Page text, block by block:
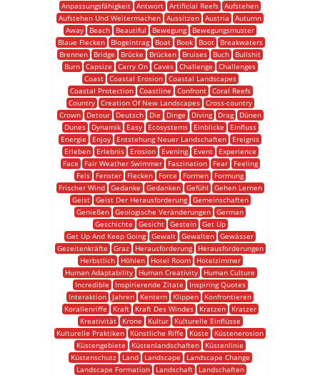
Anpassungsfähigkeit Antwort Artificial Reefs Aufstehen
Aufstehen Und Weitermachen Aussitzen Austria
Autumn
Away
Beach Beautiful Bewegung
Bewegungsmuster
Blaue Flecken
Blogeintrag Boat Book Boot
Breakwaters
Brennen
Bridge Brücke Brücken Bruises Buch
Bullshit
Burn Capsize Carry On Caves Challenge
Challenges
Coast
Coastal Erosion
Coastal Landscapes
Coastal Protection
Coastline Confront
Coral Reefs
Country
Creation Of New Landscapes
Cross-country
Crown
Detour Deutsch Die Dinge Diving Drag
Dünen
Dunes
Dynamik Easy Ecosystems Einblicke
Einfluss
Energie
Enjoy Entstehung Neuer Landschaften
Ereignis
Erleben
Erlebnis Erosion Evening Event
Experience
Face
Fair Weather Swimmer Faszination Fear
Feeling
Fels
Fenster Flecken Force Formen
Formung
Frischer Wind
Gedanke Gedanken Gefühl
Gehen Lernen
Geist
Geist Der Herausforderung
Gemeinschaften
Genießen Geologische Veränderungen German
Geschichte
Gesicht Gestein
Get Up
Get Up And Keep Going Gewalt Gewalten Gewässer
Gezeitenkräfte
Graz Herausforderung
Herausforderungen
Herbstlich
Höhlen Hotel Room
Hotelzimmer
Human Adaptability
Human Creativity
Human Culture
Incredible
Inspirierende Zitate
Inspiring Quotes
Interaktion
Jahren Kentern Klippen
Konfrontieren
Korallenriffe
Kraft Kraft Des Windes Kratzen
Kratzer
Kreativität
Krone Kultur
Kulturelle Einflüsse
Kulturelle Praktiken
Künstliche Riffe Küste
Küstenerosion
Küstengebiete
Küstenlandschaften
Küstenlinie
Küstenschutz
Land Landscape
Landscape Change
Landscape Formation
Landschaft
Landschaften